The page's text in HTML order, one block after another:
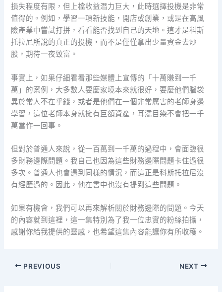
損失程度有限，但上檔收益潛力巨大，此時選擇投機是非常
值得的。例如，學習一項新技能，開店或創業，或是在高風
險產業中嘗試打拼，看看能否找到自己的天地。這才是科斯
托拉尼所說的真正的投機，而不是僅僅拿出少量資金去炒
股，期待一夜致富。
事實上，如果仔細看看那些媒體上宣傳的「十萬賺到一千
萬」的案例，大多數人要麼家境本來就很好，要麼他們腦袋
異於常人不在乎錢，或者是他們在一個非常厲害的老師身邊
學習，這位老師本身就擁有巨額資產，耳濡目染不會把一千
萬當作一回事。
但對於普通人來說，從一百萬到一千萬的過程中，會面臨很
多財務邊際問題。我自己也因為這些財務邊際問題卡住過很
多次。普通人也會遇到同樣的情況，而這正是科斯托拉尼沒
有經歷過的。因此，他在書中也沒有提到這些問題。
如果有機會，我們可以再來解析關於財務邊際的問題。今天
的內容就到這裡，這一集特別為了我一位忠實的粉絲拍攝，
感謝你給我提供的靈感，也希望這集內容能讓你有所收穫。
PREVIOUS NEXT